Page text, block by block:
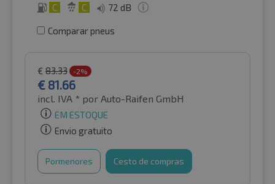
C C 72 dB
Comparar pneus
€ 83.33 -2%
€ 81.66
incl. IVA * por Auto-Raifen GmbH
EM ESTOQUE
Envio gratuito
Pormenores Cesto de compras